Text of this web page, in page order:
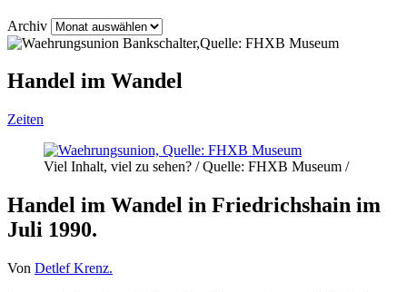
Archiv
Handel im Wandel
Zeiten
Viel Inhalt, viel zu sehen? / Quelle: FHXB Museum /
Handel im Wandel in Friedrichshain im
Juli 1990.
Von Detlef Krenz.